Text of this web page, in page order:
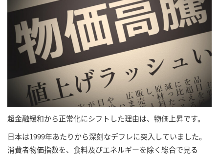
超金融緩和から正常化にシフトした理由は、物価上昇です。
日本は1999年あたりから深刻なデフレに突入していました。
消費者物価指数を、食料及びエネルギーを除く総合で見る